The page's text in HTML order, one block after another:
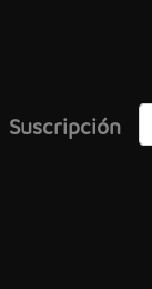
Suscripción